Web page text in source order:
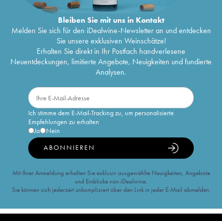
Bleiben Sie mit uns in Kontakt
Melden Sie sich für den iDealwine-Newsletter an und entdecken
Sie unsere exklusiven Weinschätze!
Erhalten Sie direkt in Ihr Postfach handverlesene
Neuentdeckungen, limitierte Angebote, Neuigkeiten und fundierte
Analysen.
Ich stimme dem E-Mail-Tracking zu, um personalisierte
Empfehlungen zu erhalten
Ja
Nein
ABONNIEREN
Mit Ihrer Anmeldung erhalten Sie exklusiv ausgewählte Neuigkeiten, Angebote
und Einblicke von iDealwine.
Sie können sich jederzeit unkompliziert über den Link in jeder E-Mail abmelden.